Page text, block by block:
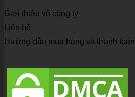
Giới thiệu về công ty
Liên hệ
Hướng dẫn mua hàng và thanh toán